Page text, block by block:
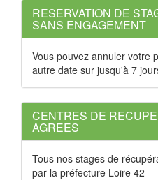
RESERVATION DE
SANS ENGAGEMENT
Vous pouvez annuler votre
autre date sur jusqu'à 7
CENTRES DE
AGREES
Tous nos stages de
par la préfecture Loire 42